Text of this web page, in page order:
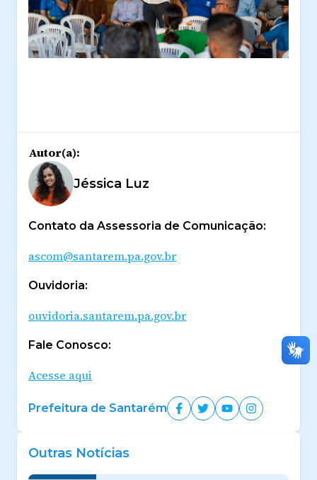
Autor(a):
Jéssica Luz
Contato da Assessoria de Comunicação:
ascom@santarem.pa.gov.br
Ouvidoria:
ouvidoria.santarem.pa.gov.br
Fale Conosco:
Acesse aqui
Prefeitura de Santarém
Outras Notícias